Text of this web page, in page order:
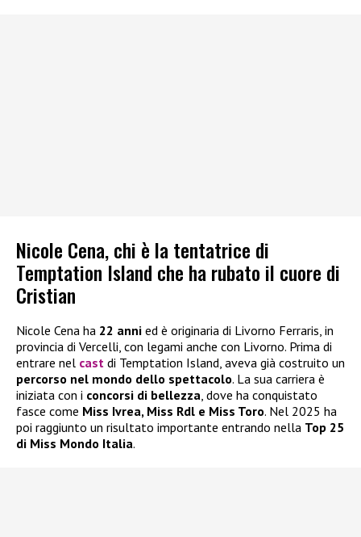
Nicole Cena, chi è la tentatrice di
Temptation Island che ha rubato il cuore di
Cristian
Nicole Cena ha 22 anni ed è originaria di Livorno Ferraris, in
provincia di Vercelli, con legami anche con Livorno. Prima di
entrare nel cast di Temptation Island, aveva già costruito un
percorso nel mondo dello spettacolo. La sua carriera è
iniziata con i concorsi di bellezza , dove ha conquistato
fasce come Miss Ivrea, Miss Rdl e Miss Toro. Nel 2025 ha
poi raggiunto un risultato importante entrando nella Top 25
di Miss Mondo Italia.